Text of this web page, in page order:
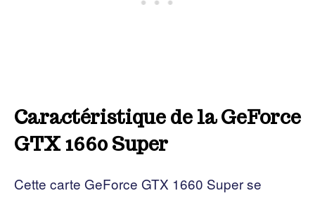
Caractéristique de la GeForce
GTX 1660 Super
Cette carte GeForce GTX 1660 Super se